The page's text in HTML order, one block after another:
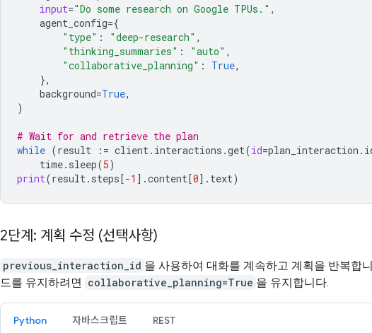
input="Do some research on Google TPUs." ,
agent_config={
"type" : "deep-research" ,
"thinking_summaries" : "auto" ,
"collaborative_planning" : True,
},
background=True,
)
# Wait for and retrieve the plan
while (result := client. interactions .get(id=plan_interaction .
time. sleep(5)
print(result. steps[-1 ] .content[0] . text)
2단계: 계획 수정 (선택사항)
previous_interaction_id 을 사용하여 대화를 계속하고 계획을 반복합
드를 유지하려면 collaborative_planning=True 을 유지합니다.
Python 자바스크립트 REST